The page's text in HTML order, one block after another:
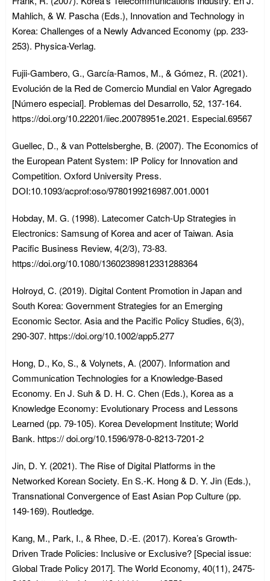
Mahlich, & W. Pascha (Eds.), Innovation and Technology in
Korea: Challenges of a Newly Advanced Economy (pp. 233-
253). Physica-Verlag.
Fujii-Gambero, G., García-Ramos, M., & Gómez, R. (2021).
Evolución de la Red de Comercio Mundial en Valor Agregado
[Número especial]. Problemas del Desarrollo, 52, 137-164.
https://doi.org/10.22201/iiec.20078951e.2021. Especial.69567
Guellec, D., & van Pottelsberghe, B. (2007). The Economics of
the European Patent System: IP Policy for Innovation and
Competition. Oxford University Press.
DOI:10.1093/acprof:oso/9780199216987.001.0001
Hobday, M. G. (1998). Latecomer Catch-Up Strategies in
Electronics: Samsung of Korea and acer of Taiwan. Asia
Pacific Business Review, 4(2/3), 73-83.
https://doi.org/10.1080/13602389812331288364
Holroyd, C. (2019). Digital Content Promotion in Japan and
South Korea: Government Strategies for an Emerging
Economic Sector. Asia and the Pacific Policy Studies, 6(3),
290-307. https://doi.org/10.1002/app5.277
Hong, D., Ko, S., & Volynets, A. (2007). Information and
Communication Technologies for a Knowledge-Based
Economy. En J. Suh & D. H. C. Chen (Eds.), Korea as a
Knowledge Economy: Evolutionary Process and Lessons
Learned (pp. 79-105). Korea Development Institute; World
Bank. https:// doi.org/10.1596/978-0-8213-7201-2
Jin, D. Y. (2021). The Rise of Digital Platforms in the
Networked Korean Society. En S.-K. Hong & D. Y. Jin (Eds.),
Transnational Convergence of East Asian Pop Culture (pp.
149-169). Routledge.
Kang, M., Park, I., & Rhee, D.-E. (2017). Korea’s Growth-
Driven Trade Policies: Inclusive or Exclusive? [Special issue:
Global Trade Policy 2017]. The World Economy, 40(11), 2475-